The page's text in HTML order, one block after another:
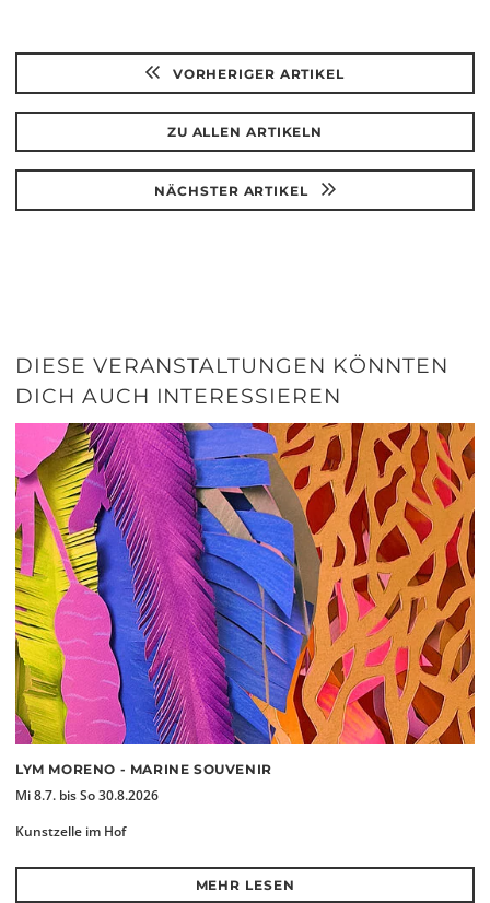
VORHERIGER ARTIKEL
ZU ALLEN ARTIKELN
NÄCHSTER ARTIKEL
DIESE VERANSTALTUNGEN KÖNNTEN
DICH AUCH INTERESSIEREN
LYM MORENO - MARINE SOUVENIR
Mi 8.7. bis So 30.8.2026
Kunstzelle im Hof
MEHR LESEN